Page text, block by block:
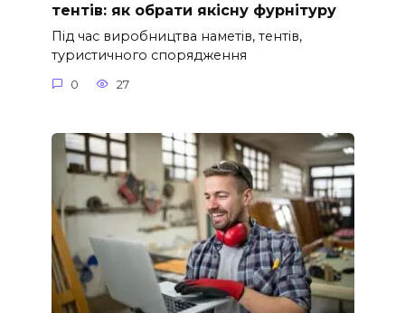
тентів: як обрати якісну фурнітуру
Під час виробництва наметів, тентів,
туристичного спорядження
0 27